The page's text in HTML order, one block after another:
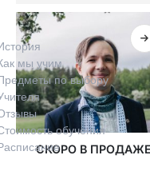
СКОРО В ПРОДАЖЕ
мы учим
по выбору
обучения